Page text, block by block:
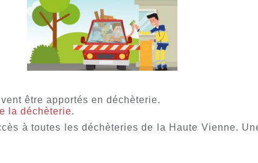
être apportés en déchèterie.
la déchèterie.
à toutes les déchèteries de la Haute Vienne.